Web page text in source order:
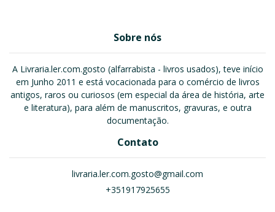
Sobre nós
A Livraria.ler.com.gosto (alfarrabista - livros usados), teve início
em Junho 2011 e está vocacionada para o comércio de livros
antigos, raros ou curiosos (em especial da área de história, arte
e literatura), para além de manuscritos, gravuras, e outra
documentação.
Contato
livraria.ler.com.gosto@gmail.com
+351917925655